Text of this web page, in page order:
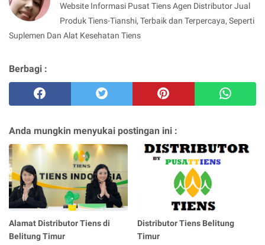
Website Informasi Pusat Tiens Agen Distributor Jual
Produk Tiens-Tianshi, Terbaik dan Terpercaya, Seperti
Suplemen Dan Alat Kesehatan Tiens
Berbagi :
Anda mungkin menyukai postingan ini :
Alamat Distributor Tiens di
Belitung Timur
Distributor Tiens Belitung
Timur